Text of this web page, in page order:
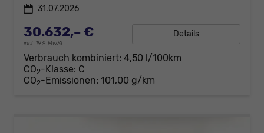
31.07.2026
30.632,– €
incl. 19% MwSt.
Details
Verbrauch kombiniert: 4,50 l/100km
CO2-Klasse: C
CO2-Emissionen: 101,00 g/km